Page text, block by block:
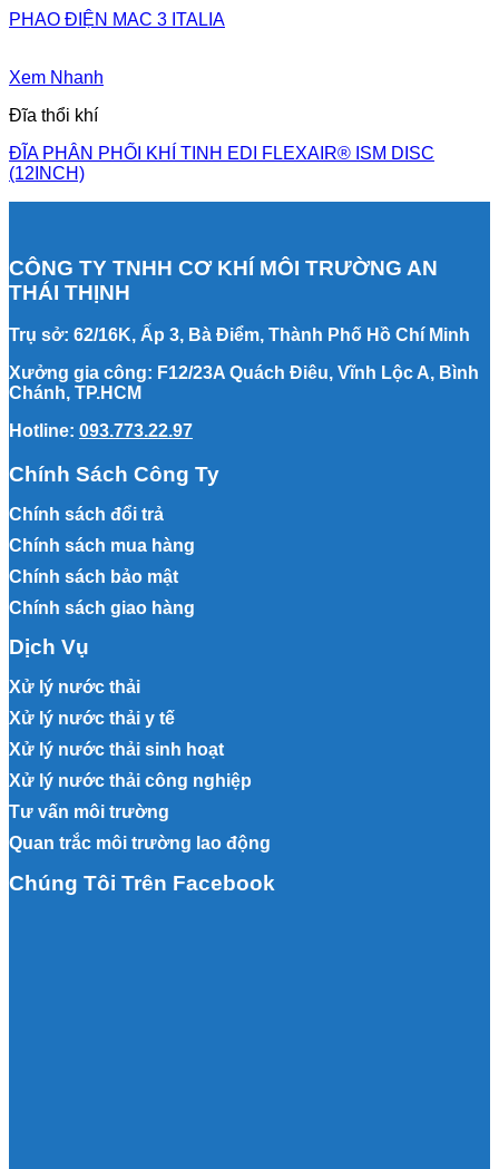
PHAO ĐIỆN MAC 3 ITALIA
Xem Nhanh
Đĩa thổi khí
ĐĨA PHÂN PHỐI KHÍ TINH EDI FLEXAIR® ISM DISC
(12INCH)
CÔNG TY TNHH CƠ KHÍ MÔI TRƯỜNG AN
THÁI THỊNH
Trụ sở: 62/16K, Ấp 3, Bà Điểm, Thành Phố Hồ Chí Minh
Xưởng gia công: F12/23A Quách Điêu, Vĩnh Lộc A, Bình
Chánh, TP.HCM
Hotline: 093.773.22.97
Chính Sách Công Ty
Chính sách đổi trả
Chính sách mua hàng
Chính sách bảo mật
Chính sách giao hàng
Dịch Vụ
Xử lý nước thải
Xử lý nước thải y tế
Xử lý nước thải sinh hoạt
Xử lý nước thải công nghiệp
Tư vấn môi trường
Quan trắc môi trường lao động
Chúng Tôi Trên Facebook